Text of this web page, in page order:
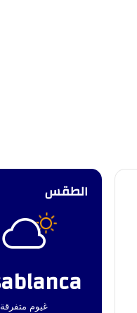
الطقس
غيوم متفرقة